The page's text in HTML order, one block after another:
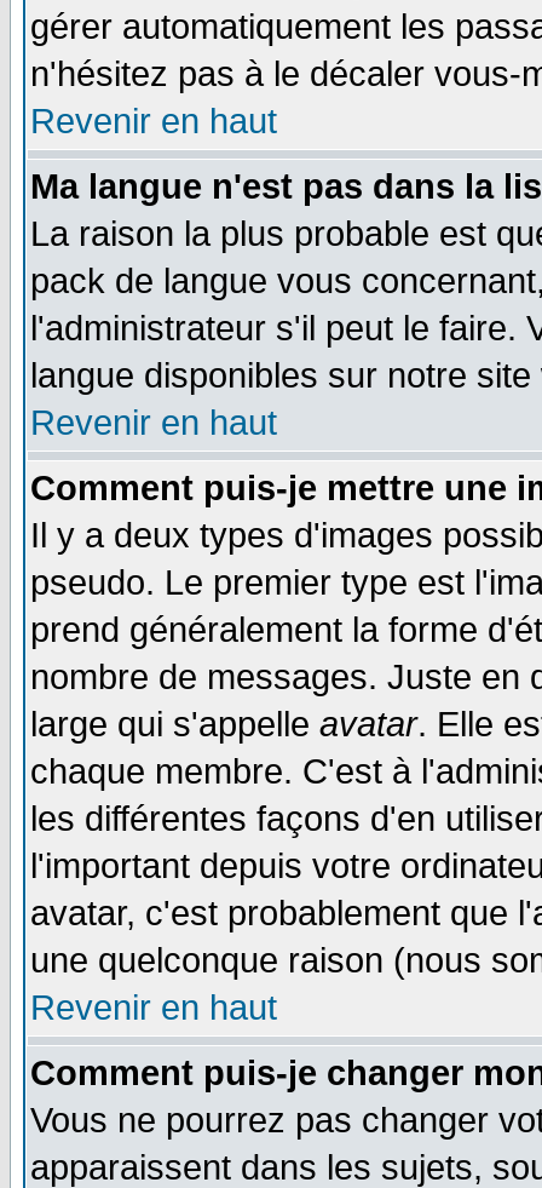
gérer automatiquement les
n'hésitez pas à le décaler vous-
Revenir en haut
Ma langue n'est pas dans la
La raison la plus probable est
pack de langue vous
l'administrateur s'il peut le faire.
langue disponibles sur notre site
Revenir en haut
Comment puis-je mettre une
Il y a deux types d'images
pseudo. Le premier type est
prend généralement la forme
nombre de messages. Juste en
large qui s'appelle avatar. Elle
chaque membre. C'est à
les différentes façons d'en
l'important depuis votre
avatar, c'est probablement que
une quelconque raison (nous
Revenir en haut
Comment puis-je changer
Vous ne pourrez pas changer
apparaissent dans les sujets,